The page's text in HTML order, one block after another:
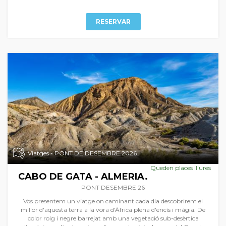
RESERVAR
Viatges - PONT DE DESEMBRE 2026
Queden places lliures
CABO DE GATA - ALMERIA.
PONT DESEMBRE 26
Vos presentem un viatge on caminant cada dia descobrirem el
millor d'aquesta terra a la vora d'Àfrica plena d'encís i màgia. De
color roig i negre barrejat amb una vegetació sub-desèrtica